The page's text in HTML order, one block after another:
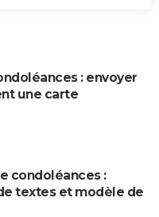
: envoyer
une carte
condoléances :
textes et modèle de